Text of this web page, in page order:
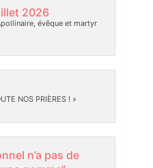
2026
évêque et martyr
NOS PRIÈRES ! »
n’a pas de